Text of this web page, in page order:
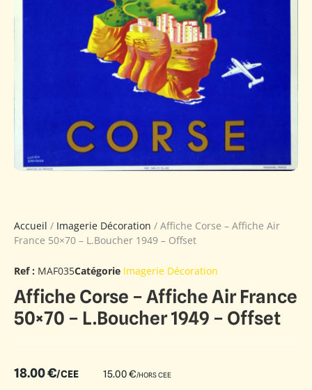
Accueil / Imagerie Décoration / Affiche Corse – Affiche Air
France 50×70 – L.Boucher 1949 – Offset
Ref : MAF035Catégorie Imagerie Décoration
Affiche Corse – Affiche Air France
50×70 – L.Boucher 1949 – Offset
18.00€/CEE 15.00€/HORS CEE